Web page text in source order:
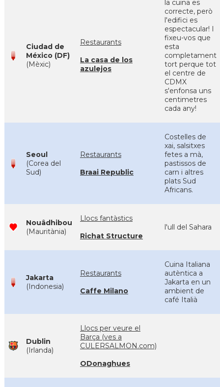
Ciudad de
México (DF)
(Mèxic)
Restaurants
La casa de los
azulejos
la cuina es
correcte, però
l'edifici es
espectacular! I
fixeu-vos que
esta
completament
tort perque tot
el centre de
CDMX
s'enfonsa uns
centimetres
cada any!
Seoul
(Corea del
Sud)
Restaurants
Braai Republic
Costelles de
xai, salsitxes
fetes a mà,
pastissos de
carn i altres
plats Sud
Africans.
Nouâdhibou
(Mauritània)
Llocs fantàstics
Richat Structure
l'ull del Sahara
Jakarta
(Indonesia)
Restaurants
Caffe Milano
Cuina Italiana
autèntica a
Jakarta en un
ambient de
café Italià
Dublin
(Irlanda)
Llocs per veure el
Barça (ves a
CULERSALMON.com)
ODonaghues